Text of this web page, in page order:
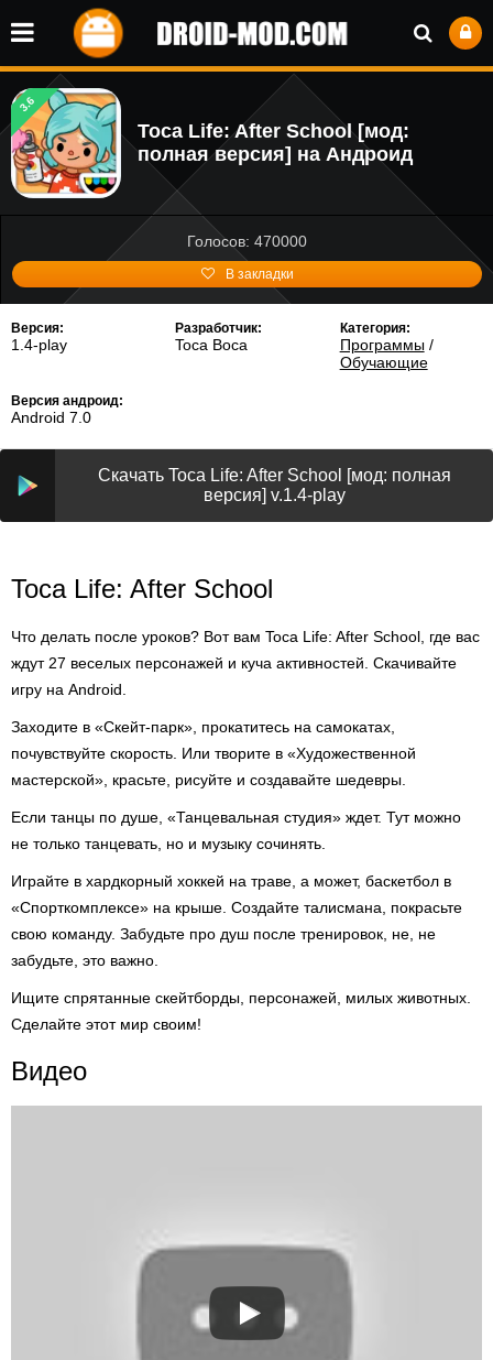
3.6
Toca Life: After School [мод:
полная версия] на Андроид
Голосов: 470000
В закладки
Версия:
1.4-play
Разработчик:
Toca Boca
Категория:
Программы/
Обучающие
Версия андроид:
Android 7.0
Скачать Toca Life: After School [мод: полная
версия] v.1.4-play
Toca Life: After School
Что делать после уроков? Вот вам Toca Life: After School, где вас
ждут 27 веселых персонажей и куча активностей. Скачивайте
игру на Android.
Заходите в «Скейт-парк», прокатитесь на самокатах,
почувствуйте скорость. Или творите в «Художественной
мастерской», красьте, рисуйте и создавайте шедевры.
Если танцы по душе, «Танцевальная студия» ждет. Тут можно
не только танцевать, но и музыку сочинять.
Играйте в хардкорный хоккей на траве, а может, баскетбол в
«Спорткомплексе» на крыше. Создайте талисмана, покрасьте
свою команду. Забудьте про душ после тренировок, не, не
забудьте, это важно.
Ищите спрятанные скейтборды, персонажей, милых животных.
Сделайте этот мир своим!
Видео